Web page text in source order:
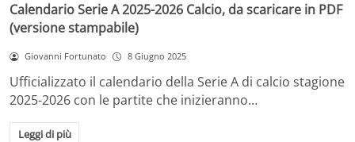
Calendario Serie A 2025-2026 Calcio, da scaricare in PDF
(versione stampabile)
Giovanni Fortunato 8 Giugno 2025
Ufficializzato il calendario della Serie A di calcio stagione
2025-2026 con le partite che inizieranno…
Leggi di più